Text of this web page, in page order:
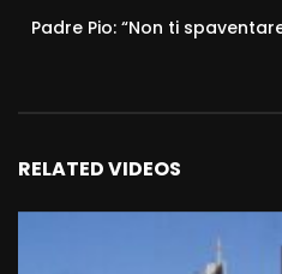
Padre Pio: “Non ti
RELATED VIDEOS